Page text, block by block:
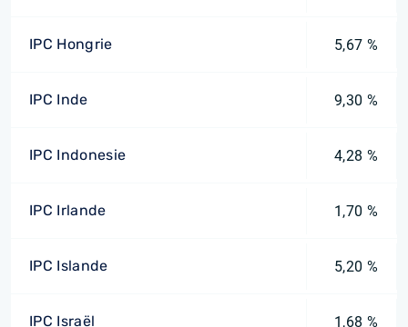
IPC Hongrie 5,67 %
IPC Inde 9,30 %
IPC Indonesie 4,28 %
IPC Irlande 1,70 %
IPC Islande 5,20 %
IPC Israël 1,68 %